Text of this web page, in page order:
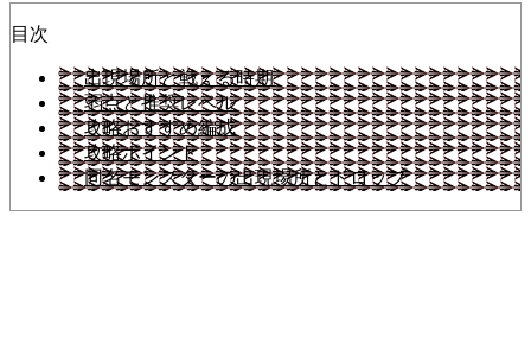
目次
出現場所と戦える時期
弱点と推奨レベル
攻略おすすめ編成
攻略ポイント
同名モンスターの出現場所とドロップ